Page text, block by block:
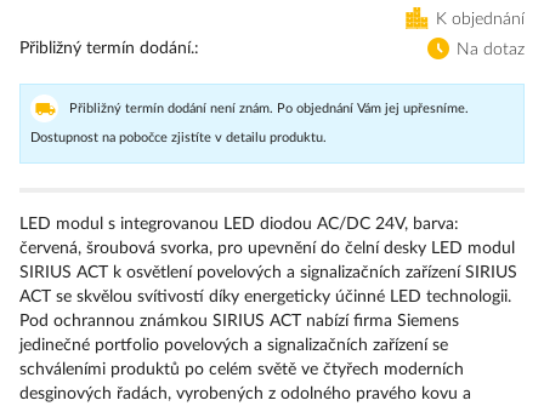
K objednání
Přibližný termín dodání.
Na dotaz
Přibližný termín dodání není znám. Po objednání Vám jej upřesníme.
Dostupnost na pobočce zjistíte v detailu produktu.
LED modul s integrovanou LED diodou AC/DC 24V, barva:
červená, šroubová svorka, pro upevnění do čelní desky LED modul
SIRIUS ACT k osvětlení povelových a signalizačních zařízení SIRIUS
ACT se skvělou svítivostí díky energeticky účinné LED technologii.
Pod ochrannou známkou SIRIUS ACT nabízí firma Siemens
jedinečné portfolio povelových a signalizačních zařízení se
schváleními produktů po celém světě ve čtyřech moderních
desginových řadách, vyrobených z odolného pravého kovu a